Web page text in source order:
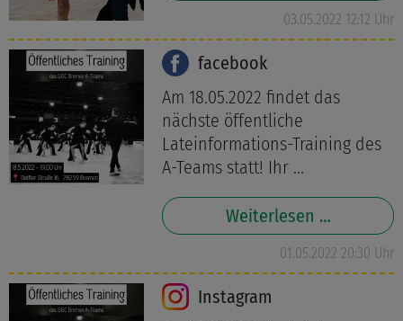
03.05.2022 12:12 Uhr
facebook
Am 18.05.2022 findet das
nächste öffentliche
Lateinformations-Training des
A-Teams statt! Ihr ...
Weiterlesen …
01.05.2022 20:30 Uhr
Instagram